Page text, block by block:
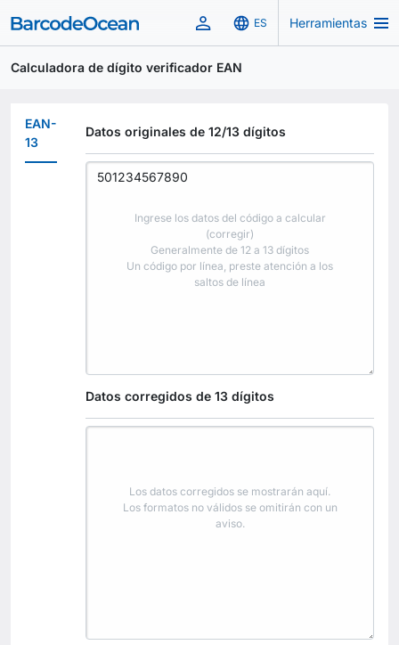
ES Herramientas
Calculadora de dígito verificador EAN
EAN-
13
Datos originales de 12/13 dígitos
Ingrese los datos del código a calcular
(corregir)
Generalmente de 12 a 13 dígitos
Un código por línea, preste atención a los
saltos de línea
Datos corregidos de 13 dígitos
Los datos corregidos se mostrarán aquí.
Los formatos no válidos se omitirán con un
aviso.